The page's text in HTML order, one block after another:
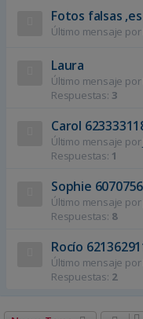
Fotos falsas
Último mensaje por
Laura
Último mensaje por
Respuestas: 3
Carol
Último mensaje por
Respuestas: 1
Sophie
Último mensaje por
Respuestas: 8
Rocío
Último mensaje por
Respuestas: 2